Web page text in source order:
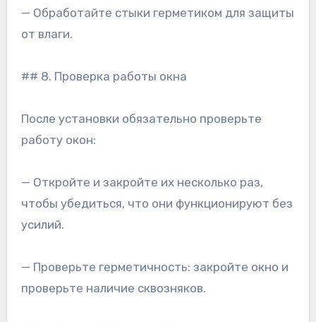
— Обработайте стыки герметиком для защиты
от влаги.
## 8. Проверка работы окна
После установки обязательно проверьте
работу окон:
— Откройте и закройте их несколько раз,
чтобы убедиться, что они функционируют без
усилий.
— Проверьте герметичность: закройте окно и
проверьте наличие сквозняков.